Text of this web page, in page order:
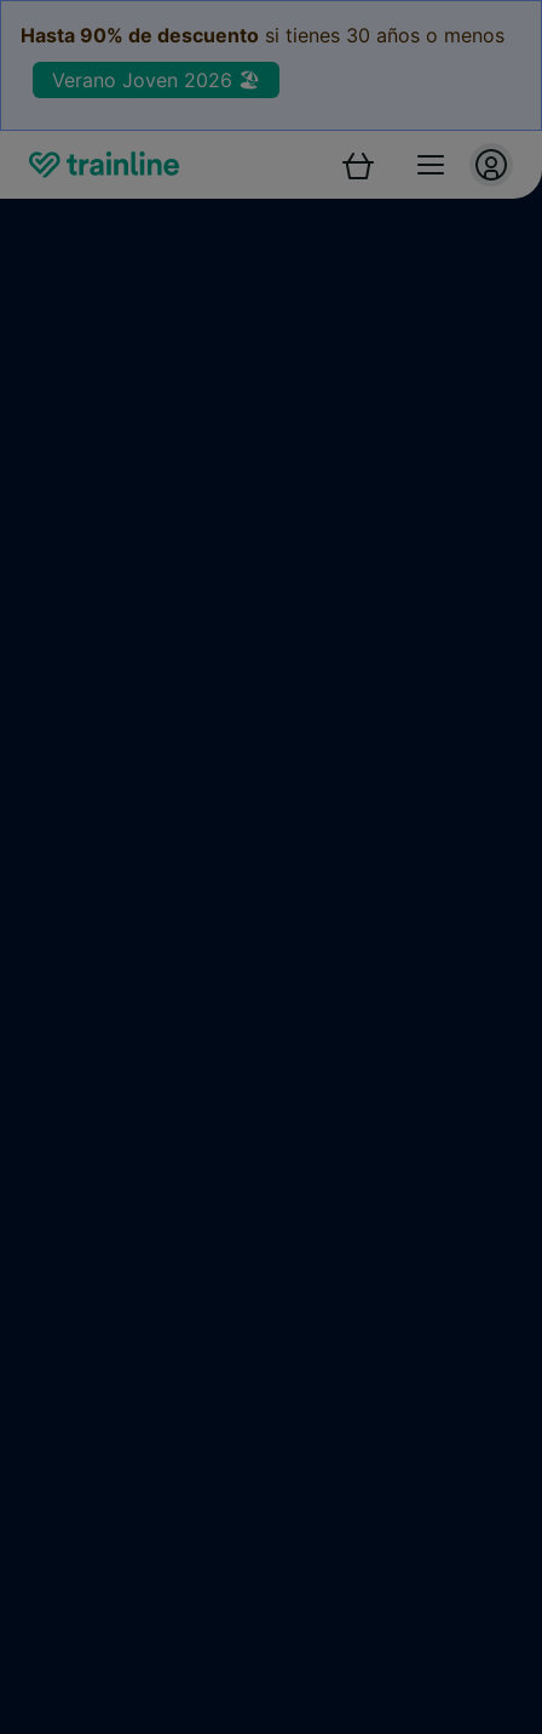
Hasta 90% de descuento si tienes 30 años o menos
Verano Joven 2026 🏖️